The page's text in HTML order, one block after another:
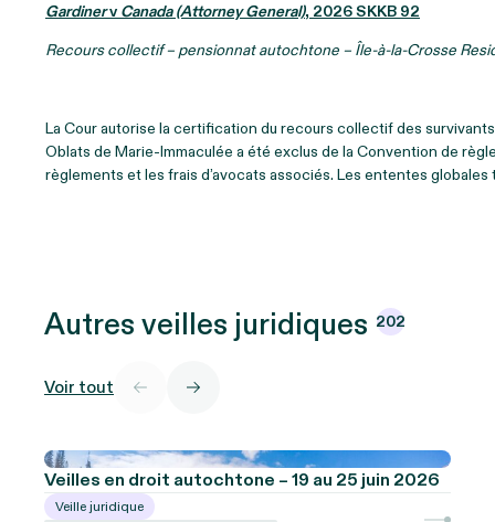
Gardinerv Canada (Attorney General), 2026 SKKB 92
Recours collectif – pensionnat autochtone – Île-à-la-Crosse
La Cour autorise la certification du recours collectif des
Oblats de Marie-Immaculée a été exclus de la Convention de
règlements et les frais d’avocats associés. Les ententes
Autres veilles juridiques 202
Voir tout
Veilles en droit autochtone – 19 au 25 juin 2026
Veille juridique